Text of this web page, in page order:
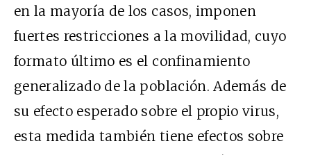
en la mayoría de los casos, imponen
fuertes restricciones a la movilidad, cuyo
formato último es el confinamiento
generalizado de la población. Además de
su efecto esperado sobre el propio virus,
esta medida también tiene efectos sobre